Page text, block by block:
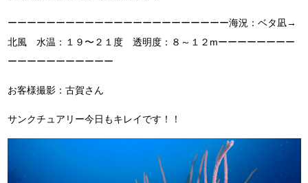
ーーーーーーーーーーーーーーーーーーーーーーー海況：ベタ凪→
北風 水温：１９〜２１度 透明度：８～１２mーーーーーーーー
ーーーーーーーーーーー
お客様撮影：古賀さん
サンクチュアリー今日もキレイです！！